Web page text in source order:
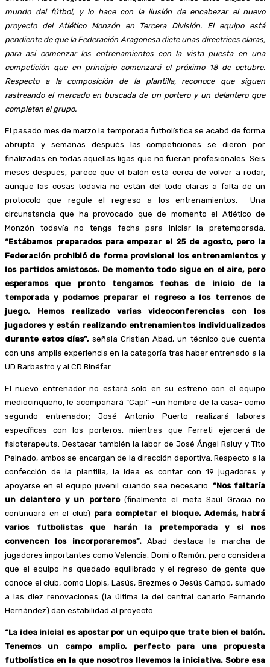
mundo del fútbol, y lo hace con la ilusión de encabezar el nuevo
proyecto del Atlético Monzón en Tercera División. El equipo está
pendiente de que la Federación Aragonesa dicte unas directrices claras,
para así comenzar los entrenamientos con la vista puesta en una
competición que en principio comenzará el próximo 18 de octubre.
Respecto a la composición de la plantilla, reconoce que siguen
rastreando el mercado en buscada de un portero y un delantero que
completen el grupo.
El pasado mes de marzo la temporada futbolística se acabó de forma
abrupta y semanas después las competiciones se dieron por
finalizadas en todas aquellas ligas que no fueran profesionales. Seis
meses después, parece que el balón está cerca de volver a rodar,
aunque las cosas todavía no están del todo claras a falta de un
protocolo que regule el regreso a los entrenamientos. Una
circunstancia que ha provocado que de momento el Atlético de
Monzón todavía no tenga fecha para iniciar la pretemporada.
“Estábamos preparados para empezar el 25 de agosto, pero la
Federación prohibió de forma provisional los entrenamientos y
los partidos amistosos. De momento todo sigue en el aire, pero
esperamos que pronto tengamos fechas de inicio de la
temporada y podamos preparar el regreso a los terrenos de
juego. Hemos realizado varias videoconferencias con los
jugadores y están realizando entrenamientos individualizados
durante estos días”,señala Cristian Abad, un técnico que cuenta
con una amplia experiencia en la categoría tras haber entrenado a la
UD Barbastro y al CD Binéfar.
El nuevo entrenador no estará solo en su estreno con el equipo
mediocinqueño, le acompañará “Capi” –un hombre de la casa- como
segundo entrenador; José Antonio Puerto realizará labores
específicas con los porteros, mientras que Ferreti ejercerá de
fisioterapeuta. Destacar también la labor de José Ángel Raluy y Tito
Peinado, ambos se encargan de la dirección deportiva. Respecto a la
confección de la plantilla, la idea es contar con 19 jugadores y
apoyarse en el equipo juvenil cuando sea necesario. “Nos faltaría
un delantero y un portero (finalmente el meta Saúl Gracia no
continuará en el club) para completar el bloque. Además, habrá
varios futbolistas que harán la pretemporada y si nos
convencen los incorporaremos”.Abad destaca la marcha de
jugadores importantes como Valencia, Domi o Ramón, pero considera
que el equipo ha quedado equilibrado y el regreso de gente que
conoce el club, como Llopis, Lasús, Brezmes o Jesús Campo, sumado
a las diez renovaciones (la última la del central canario Fernando
Hernández) dan estabilidad al proyecto.
“La idea inicial es apostar por un equipo que trate bien el balón.
Tenemos un campo amplio, perfecto para una propuesta
futbolística en la que nosotros llevemos la iniciativa. Sobre esa